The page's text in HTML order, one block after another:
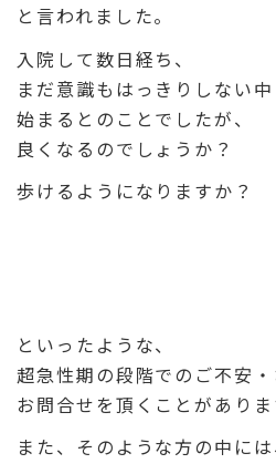
と言われました。
入院して数日経ち、
まだ意識もはっきりしない
始まるとのことでしたが、
良くなるのでしょうか？
歩けるようになりますか？
といったような、
超急性期の段階でのご不安
お問合せを頂くことがありま
また、そのような方の中には